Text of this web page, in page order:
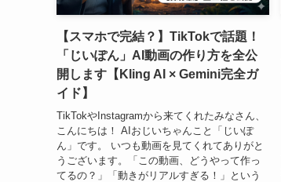
【スマホで完結？】TikTokで話題！
「じいぽん」AI動画の作り方を全公
開します【Kling AI × Gemini完全ガ
イド】
TikTokやInstagramから来てくれたみなさん、
こんにちは！ AIおじいちゃんこと「じいぽ
ん」です。 いつも動画を見てくれてありがと
うございます。「この動画、どうやって作っ
てるの？」「動きがリアルすぎる！」という